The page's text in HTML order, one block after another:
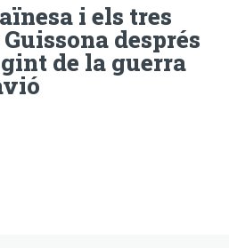
i els tres
després
de la guerra